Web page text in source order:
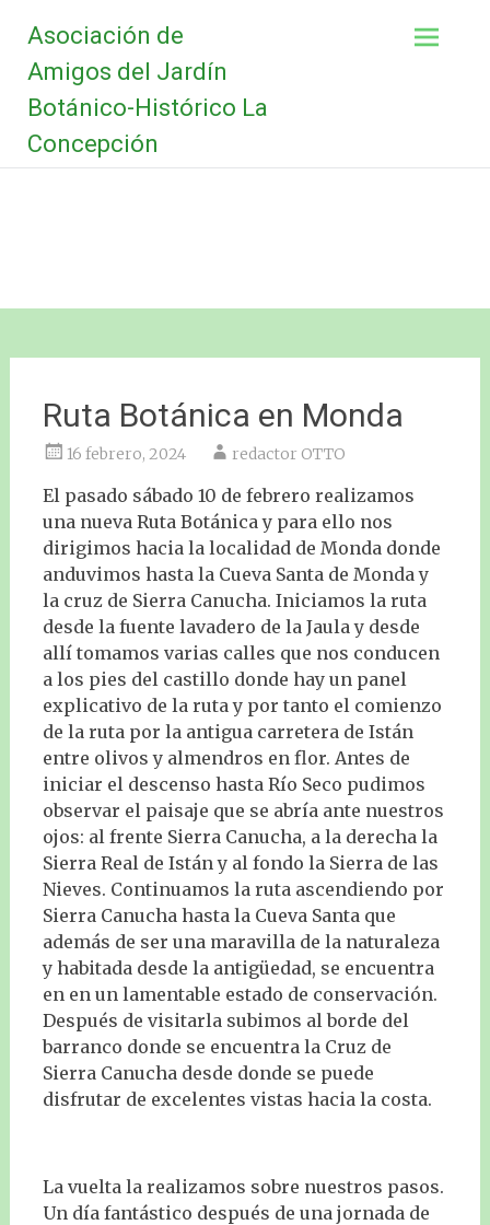
contenido
Asociación de
Amigos del Jardín
Botánico-Histórico La
Concepción
Ruta Botánica en Monda
16 febrero, 2024 redactor OTTO
El pasado sábado 10 de febrero realizamos
una nueva Ruta Botánica y para ello nos
dirigimos hacia la localidad de Monda donde
anduvimos hasta la Cueva Santa de Monda y
la cruz de Sierra Canucha. Iniciamos la ruta
desde la fuente lavadero de la Jaula y desde
allí tomamos varias calles que nos conducen
a los pies del castillo donde hay un panel
explicativo de la ruta y por tanto el comienzo
de la ruta por la antigua carretera de Istán
entre olivos y almendros en flor. Antes de
iniciar el descenso hasta Río Seco pudimos
observar el paisaje que se abría ante nuestros
ojos: al frente Sierra Canucha, a la derecha la
Sierra Real de Istán y al fondo la Sierra de las
Nieves. Continuamos la ruta ascendiendo por
Sierra Canucha hasta la Cueva Santa que
además de ser una maravilla de la naturaleza
y habitada desde la antigüedad, se encuentra
en en un lamentable estado de conservación.
Después de visitarla subimos al borde del
barranco donde se encuentra la Cruz de
Sierra Canucha desde donde se puede
disfrutar de excelentes vistas hacia la costa.
La vuelta la realizamos sobre nuestros pasos.
Un día fantástico después de una jornada de